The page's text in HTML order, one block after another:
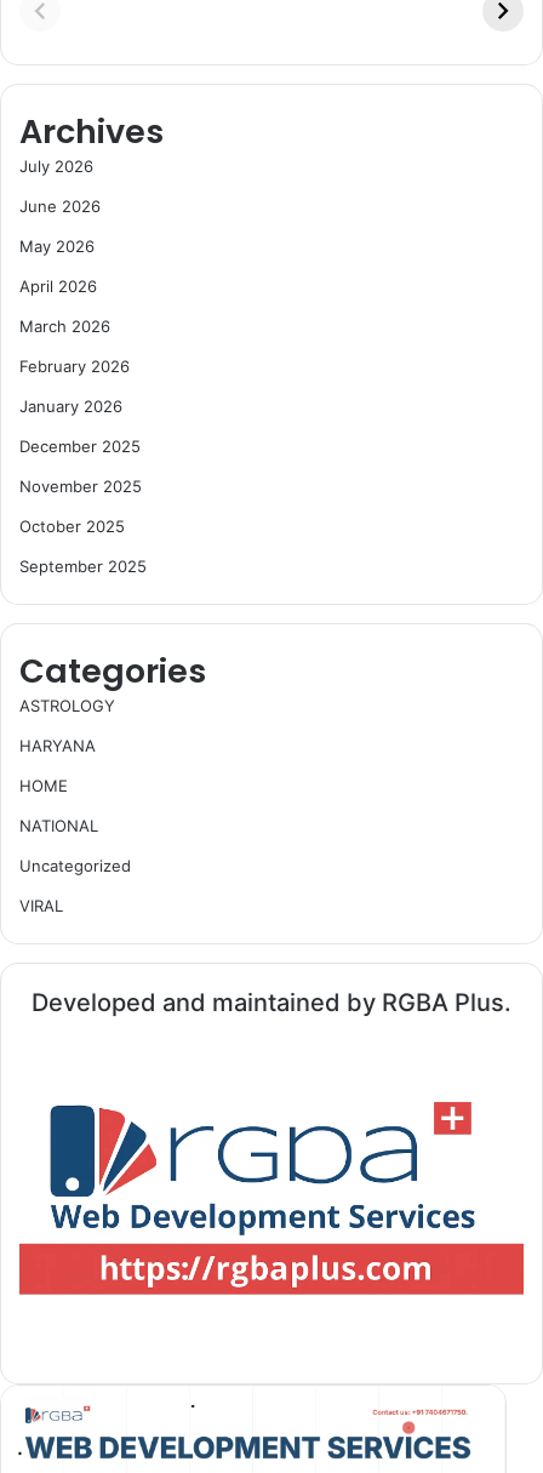
Archives
July 2026
June 2026
May 2026
April 2026
March 2026
February 2026
January 2026
December 2025
November 2025
October 2025
September 2025
Categories
ASTROLOGY
HARYANA
HOME
NATIONAL
Uncategorized
VIRAL
Developed and maintained by RGBA Plus.